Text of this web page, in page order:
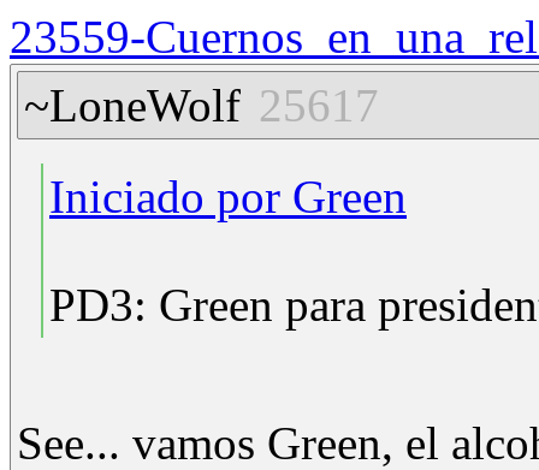
23559-
~LoneWolf 25617
Iniciado por Green
PD3: Green para
See... vamos Green, el